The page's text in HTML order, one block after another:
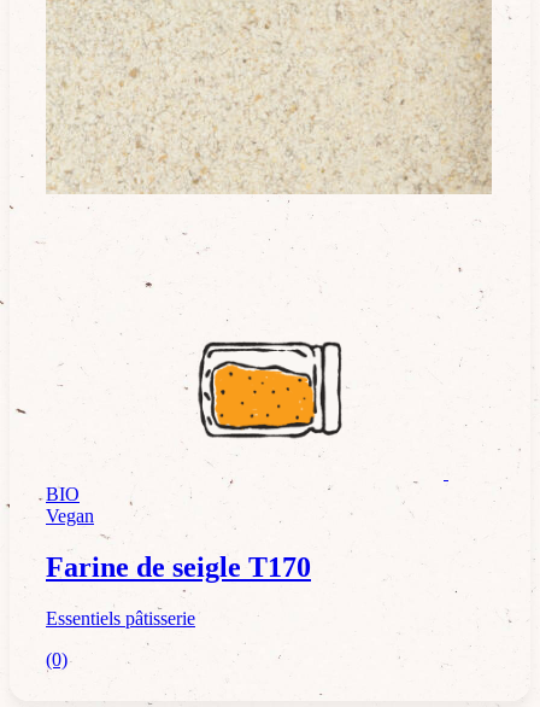
BIO
Vegan
Farine de seigle T170
Essentiels pâtisserie
(0)
Essentiels pâtisserie